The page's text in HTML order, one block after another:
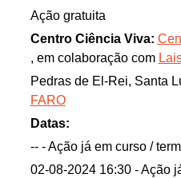
Ação gratuita
Centro Ciência Viva:
, em colaboração com
Pedras de El-Rei, Santa
FARO
Datas:
-- - Ação já em curso /
02-08-2024 16:30 - Ação